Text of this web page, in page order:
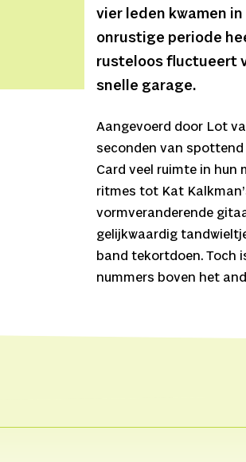
vier leden kwamen
onrustige periode
rusteloos fluctueert
snelle garage.
Aangevoerd door Lot
seconden van
Card veel ruimte in hun
ritmes tot Kat
vormveranderende
gelijkwaardig
band tekortdoen. Toch
nummers boven het